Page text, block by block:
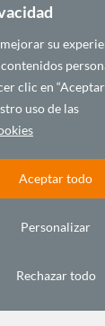
su
clic en
uso de las
Personalizar
Rechazar todo
Aceptar todo
pierde
octubre 29,
2013
VIAJAR
Viajamos